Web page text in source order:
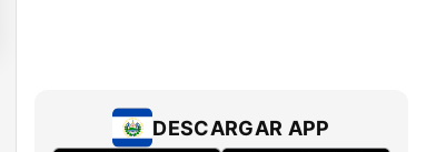
DESCARGAR APP